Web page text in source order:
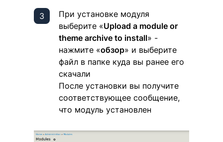
При установке модуля
выберите «Upload a module or
theme archive to install» -
нажмите «обзор» и выберите
файл в папке куда вы ранее его
скачали
После установки вы получите
соответствующее сообщение,
что модуль установлен